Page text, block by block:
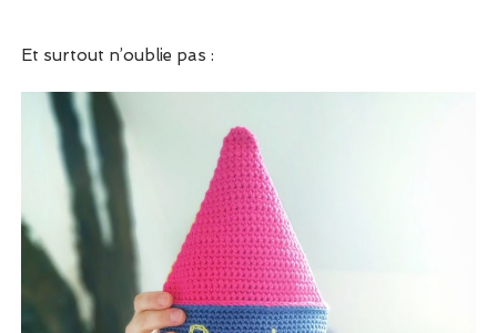
Et surtout n’oublie pas :